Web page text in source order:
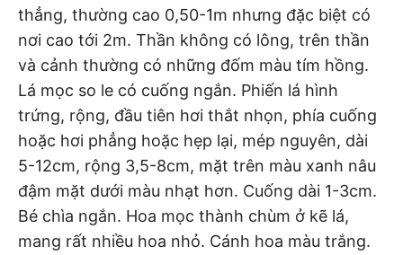
thẳng, thường cao 0,50-1m nhưng đặc biệt có
nơi cao tới 2m. Thần không có lông, trên thần
và cảnh thường có những đốm màu tím hồng.
Lá mọc so le có cuống ngắn. Phiến lá hình
trứng, rộng, đầu tiên hơi thắt nhọn, phía cuống
hoặc hơi phẳng hoặc hẹp lại, mép nguyên, dài
5-12cm, rộng 3,5-8cm, mặt trên màu xanh nâu
đậm mặt dưới màu nhạt hơn. Cuống dài 1-3cm.
Bé chìa ngắn. Hoa mọc thành chùm ở kẽ lá,
mang rất nhiều hoa nhỏ. Cánh hoa màu trắng.